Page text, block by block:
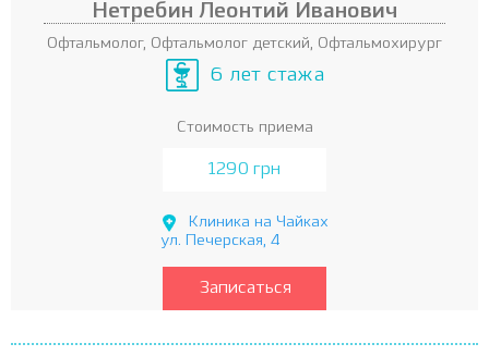
Нетребин Леонтий Иванович
Офтальмолог, Офтальмолог детский, Офтальмохирург
6 лет стажа
Стоимость приема
1290 грн
Клиника на Чайках
ул. Печерская, 4
Записаться